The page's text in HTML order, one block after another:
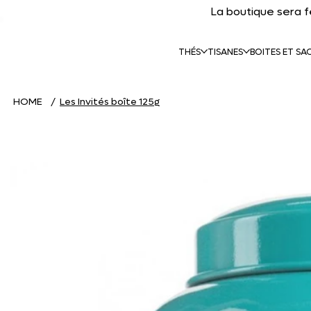
La boutique sera
THÉS TISANES BOITES ET
HOME / Les Invités boîte 125g